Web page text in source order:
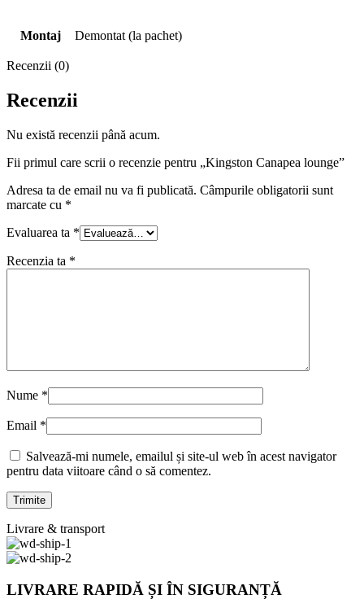
Montaj Demontat (la pachet)
Recenzii (0)
Recenzii
Nu există recenzii până acum.
Fii primul care scrii o recenzie pentru „Kingston Canapea lounge”
Adresa ta de email nu va fi publicată. Câmpurile obligatorii sunt
marcate cu *
Evaluarea ta *
Recenzia ta *
Nume *
Email *
Salvează-mi numele, emailul și site-ul web în acest navigator
pentru data viitoare când o să comentez.
Livrare & transport
LIVRARE RAPIDĂ ȘI ÎN SIGURANȚĂ